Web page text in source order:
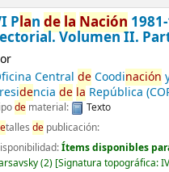
Plan de la Nación
Volumen II.
Central deCoodinación
dencia de la República
dematerial:
Texto
talles depublicación:
Ítems disponibles
(2) Signatura topográfica: